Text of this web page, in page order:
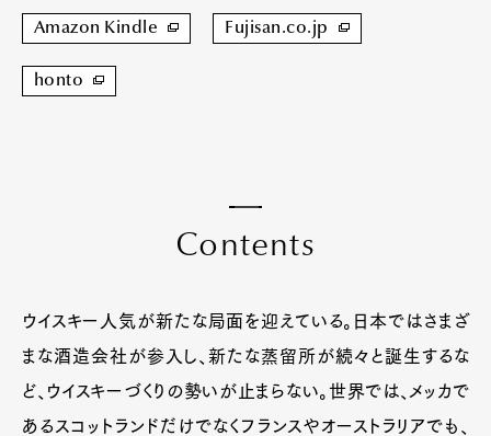
Amazon Kindle Fujisan.co.jp
honto
Contents
ウイスキー人気が新たな局面を迎えている。日本ではさまざ
まな酒造会社が参入し、新たな蒸留所が続々と誕生するな
ど、ウイスキーづくりの勢いが止まらない。世界では、メッカで
あるスコットランドだけでなくフランスやオーストラリアでも、